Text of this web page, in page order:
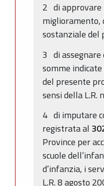
2 di approvare
miglioramento,
sostanziale del
3 di assegnare
somme
del presente
sensi della L.R.
4 di imputare
registrata al
Province per
scuole
d’infanzia, i
L.R. 8 agosto